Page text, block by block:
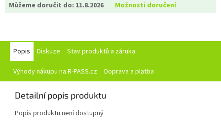
Můžeme doručit do: 11.8.2026 Možnosti doručení
Popis Diskuze Stav produktů a záruka
Výhody nákupu na R-PASS.cz Doprava a platba
Detailní popis produktu
Popis produktu není dostupný